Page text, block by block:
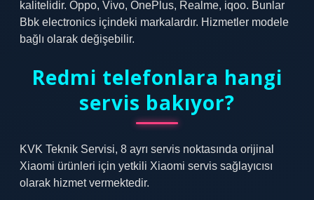
kalitelidir. Oppo, Vivo, OnePlus, Realme, iqoo. Bunlar
Bbk electronics içindeki markalardır. Hizmetler modele
bağlı olarak değişebilir.
Redmi telefonlara hangi
servis bakıyor?
KVK Teknik Servisi, 8 ayrı servis noktasında orijinal
Xiaomi ürünleri için yetkili Xiaomi servis sağlayıcısı
olarak hizmet vermektedir.